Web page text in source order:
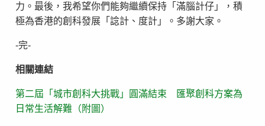
力。最後，我希望你們能夠繼續保持「滿腦計仔」，積
極為香港的創科發展「諗計、度計」。多謝大家。
-完-
相關連結
第二屆「城市創科大挑戰」圓滿結束 匯聚創科方案為
日常生活解難（附圖）